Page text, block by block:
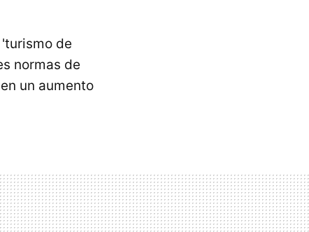
de
normas de
un aumento